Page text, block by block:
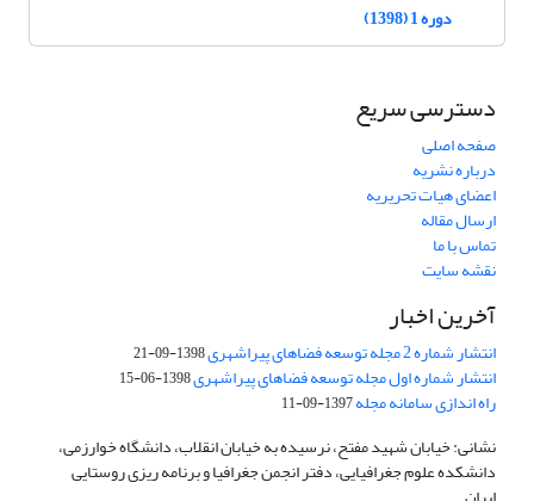
دوره 1 (1398)
دسترسی سریع
صفحه اصلی
درباره نشریه
اعضای هیات تحریریه
ارسال مقاله
تماس با ما
نقشه سایت
آخرین اخبار
انتشار شماره 2 مجله توسعه فضاهای پیراشهری 1398-09-21
انتشار شماره اول مجله توسعه فضاهای پیراشهری1398-06-15
راه اندازی سامانه مجله1397-09-11
نشانی: خیابان شهید مفتح، نرسیده به خیابان انقلاب، دانشگاه خوارزمی،
دانشکده علوم جغرافیایی، دفتر انجمن جغرافیا و برنامه ریزی روستایی